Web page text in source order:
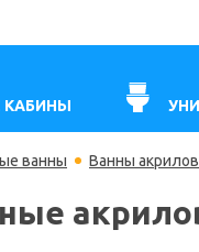
ванны Ванны